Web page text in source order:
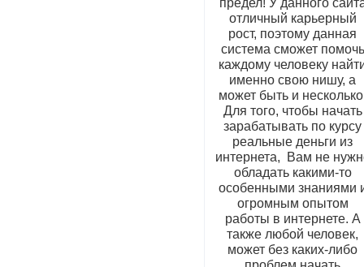
отличный карьерный
рост, поэтому данная
система сможет помочь
каждому человеку
именно свою нишу, а
может быть и
Для того, чтобы начать
зарабатывать по курсу
реальные деньги из
интернета, Вам не
обладать какими-то
особенными знаниями
огромным опытом
работы в интернете. А
также любой человек,
может без каких-либо